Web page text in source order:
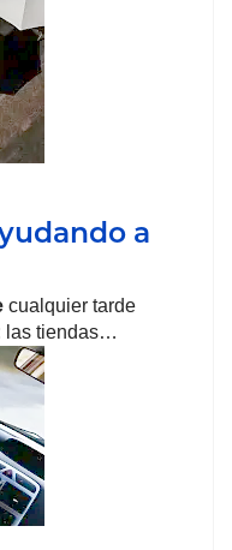
a
cualquier tarde
las tiendas…